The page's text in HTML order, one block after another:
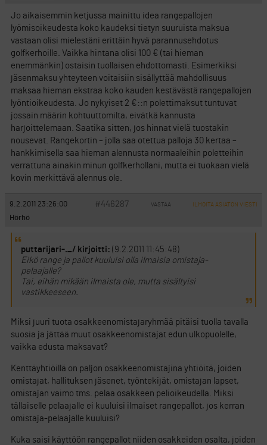
Jo aikaisemmin ketjussa mainittu idea rangepallojen
lyömisoikeudesta koko kaudeksi tietyn suuruista maksua
vastaan olisi mielestäni erittäin hyvä parannusehdotus
golfkerhoille. Vaikka hintana olisi 100 € (tai hieman
enemmänkin) ostaisin tuollaisen ehdottomasti. Esimerkiksi
jäsenmaksu yhteyteen voitaisiin sisällyttää mahdollisuus
maksaa hieman ekstraa koko kauden kestävästä rangepallojen
lyöntioikeudesta. Jo nykyiset 2 €::n polettimaksut tuntuvat
jossain määrin kohtuuttomilta, eivätkä kannusta
harjoittelemaan. Saatika sitten, jos hinnat vielä tuostakin
nousevat. Rangekortin – jolla saa otettua palloja 30 kertaa –
hankkimisella saa hieman alennusta normaaleihin poletteihin
verrattuna ainakin minun golfkerhollani, mutta ei tuokaan vielä
kovin merkittävä alennus ole.
9.2.2011 23:26:00 #446287 VASTAA ILMOITA ASIATON VIESTI
Hörhö
puttarijari-._/ kirjoitti: (9.2.2011 11:45:48)
Eikö range ja pallot kuuluisi olla ilmaisia omistaja-
pelaajalle?
Tai, eihän mikään ilmaista ole, mutta sisältyisi
vastikkeeseen.
Miksi juuri tuota osakkeenomistajaryhmää pitäisi tuolla tavalla
suosia ja jättää muut osakkeenomistajat edun ulkopuolelle,
vaikka edusta maksavat?
Kenttäyhtiöillä on paljon osakkeenomistajina yhtiöitä, joiden
omistajat, hallituksen jäsenet, työntekijät, omistajan lapset,
omistajan vaimo tms. pelaa osakkeen pelioikeudella. Miksi
tällaiselle pelaajalle ei kuuluisi ilmaiset rangepallot, jos kerran
omistaja-pelaajalle kuuluisi?
Kuka saisi käyttöön rangepallot niiden osakkeiden osalta, joiden